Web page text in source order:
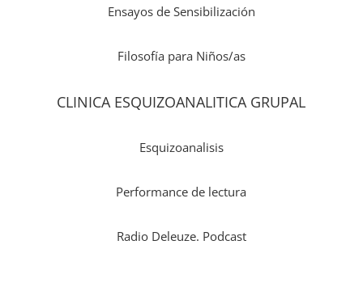
Ensayos de Sensibilización
Filosofía para Niños/as
CLINICA ESQUIZOANALITICA GRUPAL
Esquizoanalisis
Performance de lectura
Radio Deleuze. Podcast